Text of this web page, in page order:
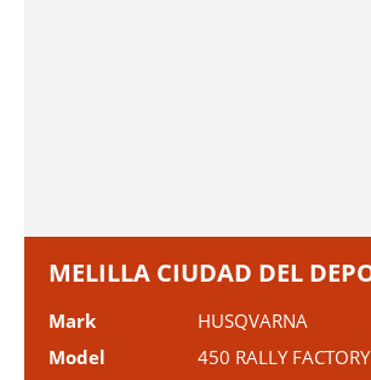
MELILLA CIUDAD DEL
Mark
HUSQVARNA
Model
450 RALLY